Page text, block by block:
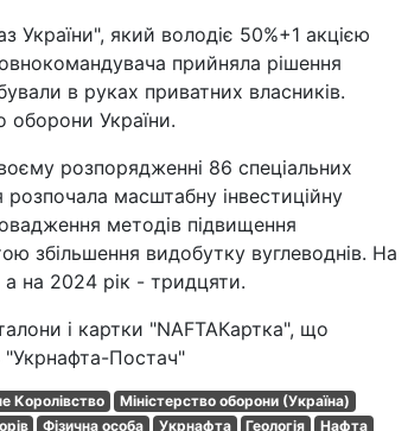
який володіє 50%+1 акцією
прийняла рішення
в руках приватних власників.
оборони України.
розпорядженні 86 спеціальних
масштабну інвестиційну
методів підвищення
збільшення видобутку вуглеводнів. На
на 2024 рік - тридцяти.
і картки "NAFTAКартка", що
Постач"
Королівство
Міністерство оборони (Україна)
Фізична особа Укрнафта Геологія
Нафта